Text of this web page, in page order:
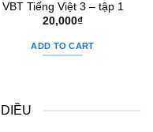
VBT Tiếng Việt 3 – tập 1
20,000₫
ADD TO CART